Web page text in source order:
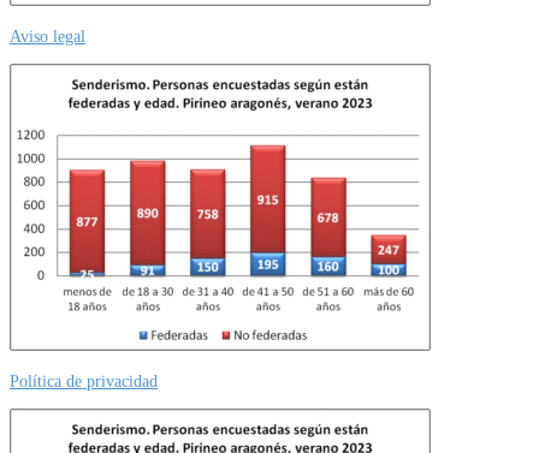
Aviso legal
Política de privacidad